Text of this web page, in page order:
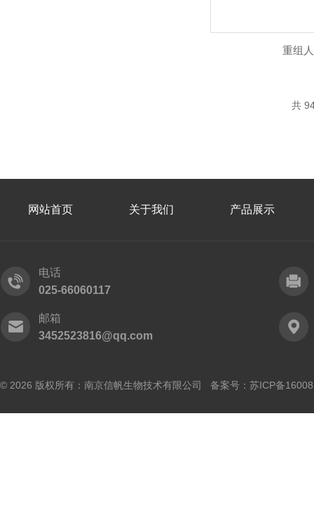
重组
共
网站首页 关于我们 产品展示
电话
025-66060117
邮箱
3452523816@qq.com
© 2026 版权所有：南京信帆生物技术有限公司 备案号： 苏ICP备